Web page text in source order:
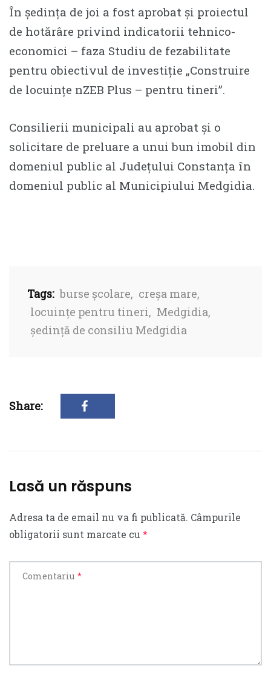
În ședința de joi a fost aprobat și proiectul
de hotărâre privind indicatorii tehnico-
economici – faza Studiu de fezabilitate
pentru obiectivul de investiție „Construire
de locuințe nZEB Plus – pentru tineri”.
Consilierii municipali au aprobat și o
solicitare de preluare a unui bun imobil din
domeniul public al Județului Constanța în
domeniul public al Municipiului Medgidia.
Tags: burse școlare, creșa mare,
locuințe pentru tineri, Medgidia,
ședință de consiliu Medgidia
Share:
Lasă un răspuns
Adresa ta de email nu va fi publicată. Câmpurile
obligatorii sunt marcate cu *
Comentariu *